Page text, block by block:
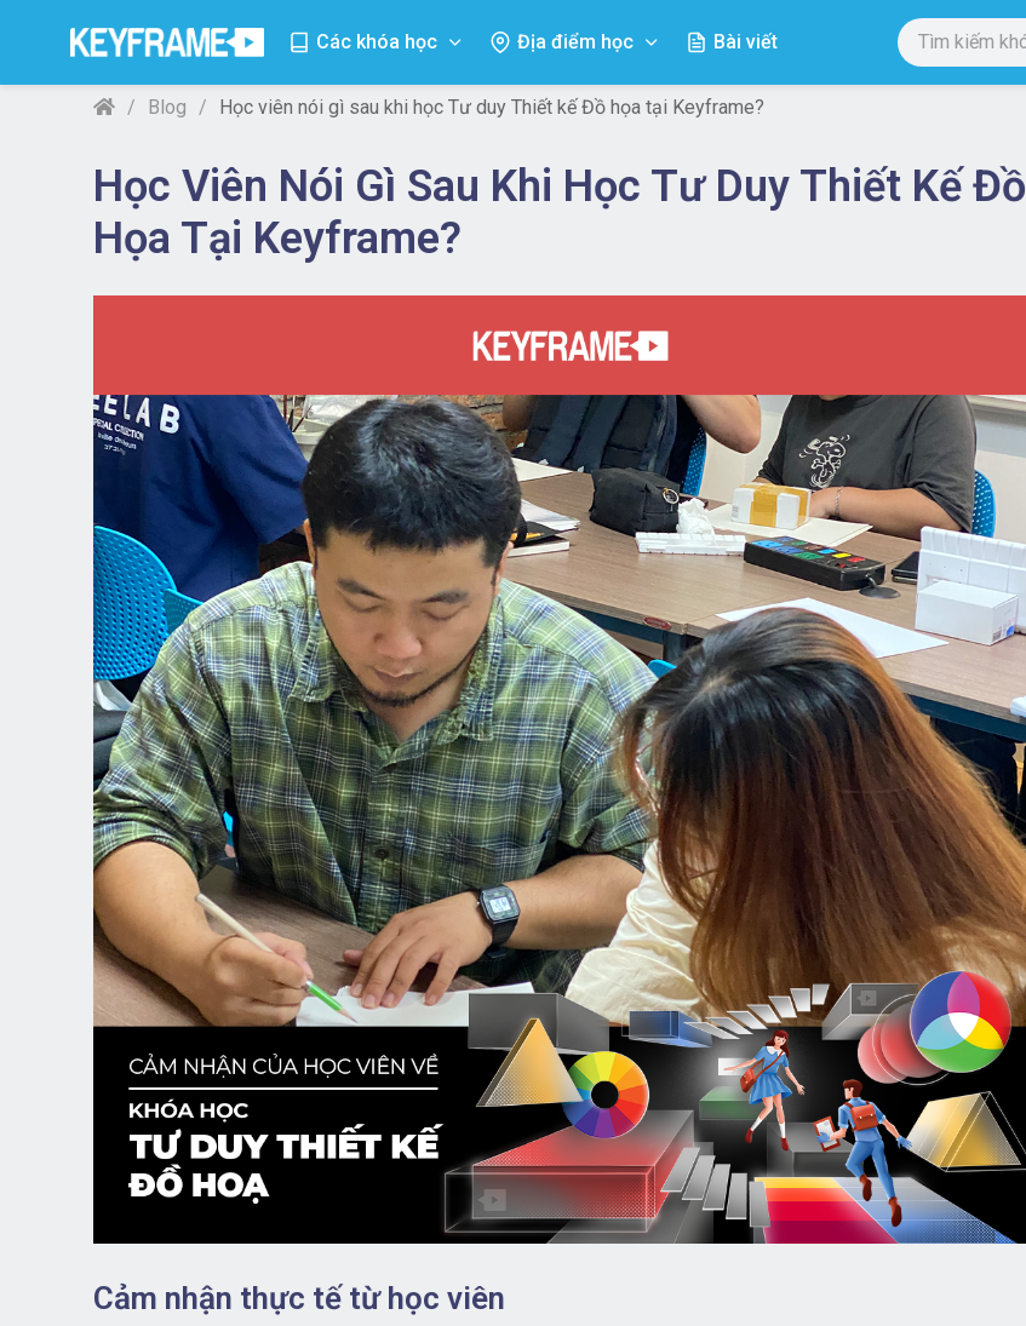
Các khóa học Địa điểm học Bài viết
Blog Học viên nói gì sau khi học Tư duy Thiết kế Đồ họa tại Keyframe?
Học Viên Nói Gì Sau Khi Học Tư Duy Thiết Kế Đồ
Họa Tại Keyframe?
Cảm nhận thực tế từ học viên